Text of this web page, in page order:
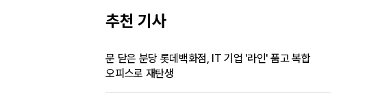
추천 기사
문 닫은 분당 롯데백화점, IT 기업 '라인' 품고 복합
오피스로 재탄생